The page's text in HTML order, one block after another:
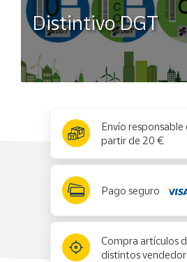
Distintivo DGT
Envío
partir de 20 €
Pago seguro
Compra artículos
distintos